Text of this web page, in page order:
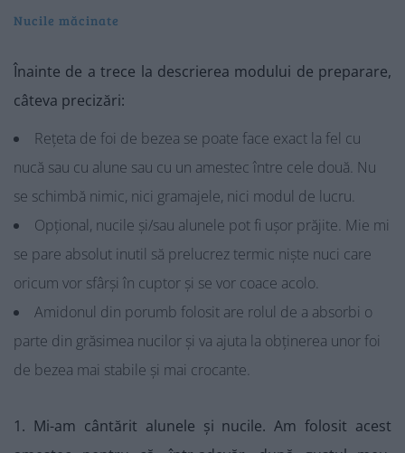
Nucile măcinate
Înainte de a trece la descrierea modului de preparare,
câteva precizări:
Rețeta de foi de bezea se poate face exact la fel cu
nucă sau cu alune sau cu un amestec între cele două. Nu
se schimbă nimic, nici gramajele, nici modul de lucru.
Opțional, nucile și/sau alunele pot fi ușor prăjite. Mie mi
se pare absolut inutil să prelucrez termic niște nuci care
oricum vor sfârși în cuptor și se vor coace acolo.
Amidonul din porumb folosit are rolul de a absorbi o
parte din grăsimea nucilor și va ajuta la obținerea unor foi
de bezea mai stabile și mai crocante.
1. Mi-am cântărit alunele și nucile. Am folosit acest